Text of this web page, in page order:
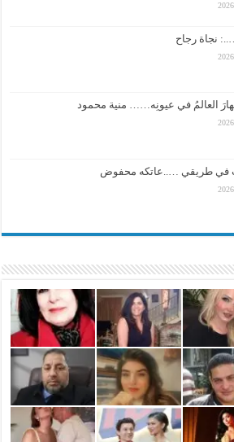
نجاة رجاح
العالمُ في عيونِه…… منية محمود
في طريقي …..عاتكه محفوض